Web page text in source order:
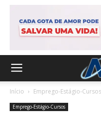
Início Emprego-Estágio-Cursos
Emprego-Estágio-Cursos